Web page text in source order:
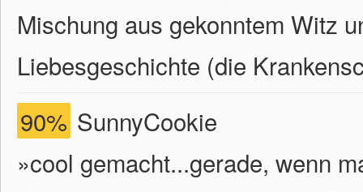
Mischung aus gekonntem Witz
Liebesgeschichte (die
90% SunnyCookie
»cool gemacht...gerade, wenn